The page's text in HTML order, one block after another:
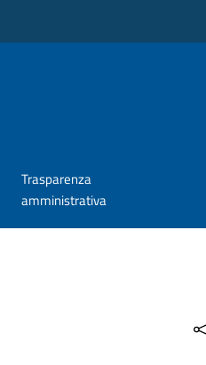
Trasparenza
amministrativa